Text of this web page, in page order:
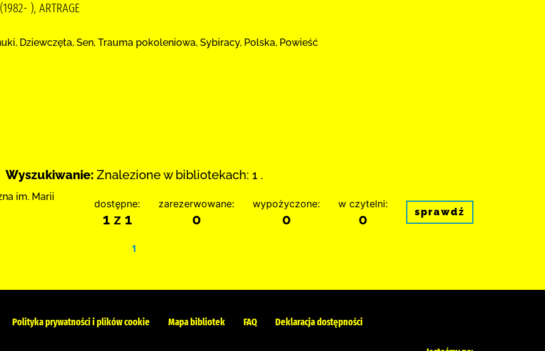
), ARTRAGE
Dziewczęta, Sen, Trauma pokoleniowa, Sybiracy, Polska, Powieść
Wyszukiwanie: Znalezione w bibliotekach: 1 .
im. Marii
dostępne:
1 z 1
zarezerwowane:
0
wypożyczone:
0
w czytelni:
0 sprawdź
1
Polityka prywatności i plików cookie Mapa bibliotek FAQ Deklaracja dostępności